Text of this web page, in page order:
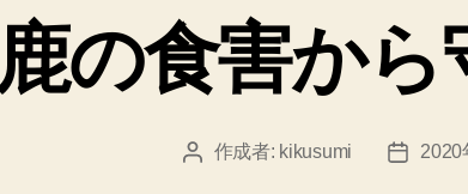
リ
ー
鹿の食害から
投 作成者: kikusumi
投
2020